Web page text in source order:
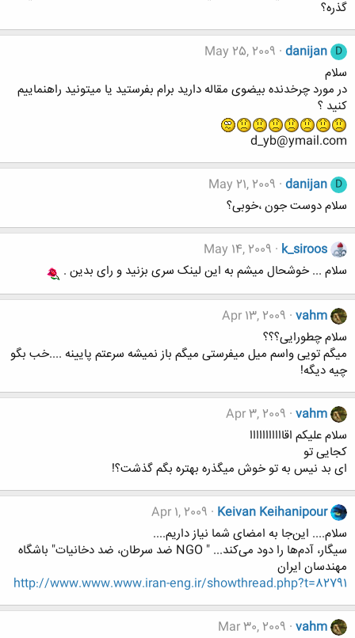
گذره؟
D
danijan
May 25, 2009
سلام
در مورد چرخدنده بیضوی مقاله دارید برام بفرستید یا میتونید راهنماییم
کنید ؟
d_yb@ymail.com
D
danijan
May 21, 2009
سلام دوست جون ،خوبی؟
k_siroos
May 14, 2009
سلام ... خوشحال میشم به این لینک سری بزنید و رای بدین .
vahm
Apr 13, 2009
سلام چطورایی؟؟؟
میگم تویی واسم میل میفرستی میگم باز نمیشه سرعتم پایینه ....خب بگو
چیه دیگه!
vahm
Apr 3, 2009
سلام علیکم اقااااااااااا
کجایی تو
ای بد نیس به تو خوش میگذره بهتره بگم گذشت؟!
Keivan Keihanipour
Apr 1, 2009
سلام.... این‌جا به امضای شما نیاز داریم....
سيگار، آدم‌ها را دود می‌كند... " NGO ضد سرطان، ضد دخانیات" باشگاه
مهندسان ایران
http://www.www.www.iran-eng.ir/showthread.php?t=82791
vahm
Mar 30, 2009